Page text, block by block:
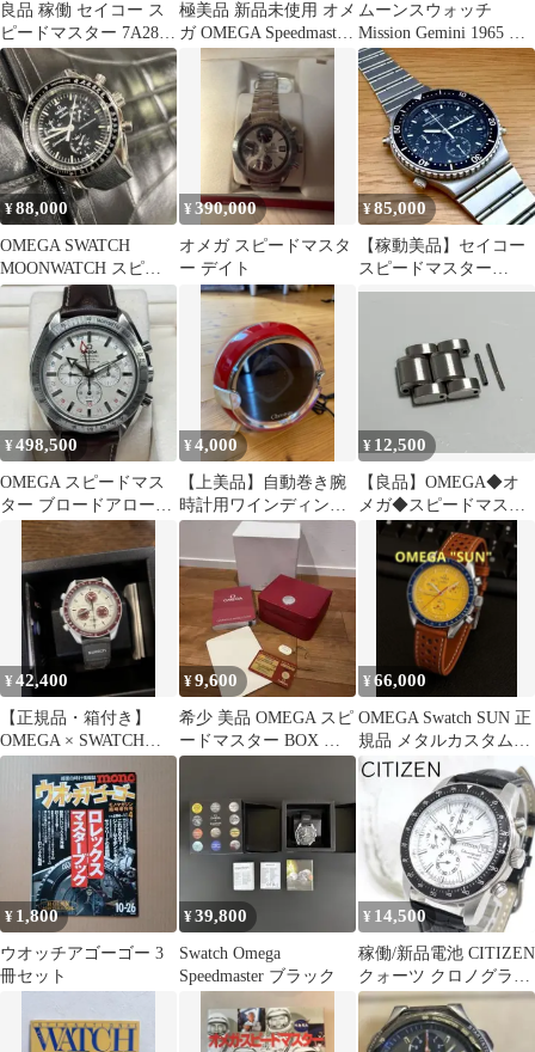
良品 稼働 セイコー ス
ピードマスター 7A28-
7050 QZ クロノグラフ
ブラック文字盤 メンズ
腕時計 0069300 7JWT
MYT ABC28291
極美品 新品未使用 オメ
ガ OMEGA Speedmaster
非売品 ピンズ②
ムーンスウォッチ
Mission Gemini 1965 完
動中古美品
¥88,000
OMEGA SWATCH
MOONWATCH スピー
ドマスター メタルカス
タム
¥390,000
オメガ スピードマスタ
ー デイト
¥85,000
【稼動美品】セイコー
スピードマスター
7A28-7040 クロノグラ
¥498,500
OMEGA スピードマス
ター ブロードアロー
GMT 3581.30【稼働
品】
¥4,000
【上美品】自動巻き腕
時計用ワインディング
マシーン レッド
Chronus
¥ 12,500
【良品】OMEGA◆オ
メガ◆スピードマスタ
ー◆ 3513.50◆コマ2個
¥42,400
【正規品・箱付き】
OMEGA × SWATCH
Pluto
¥9,600
希少 美品 OMEGA スピ
ードマスター BOX 箱
他のみ オメガ
¥66,000
OMEGA Swatch SUN 正
規品 メタルカスタム
moonswatch
¥ 1,800
ウオッチアゴーゴー 3
冊セット
¥39,800
Swatch Omega
Speedmaster ブラック
¥ 14,500
稼働/新品電池 CITIZEN
クォーツ クロノグラフ
スピードマスター 腕時
計